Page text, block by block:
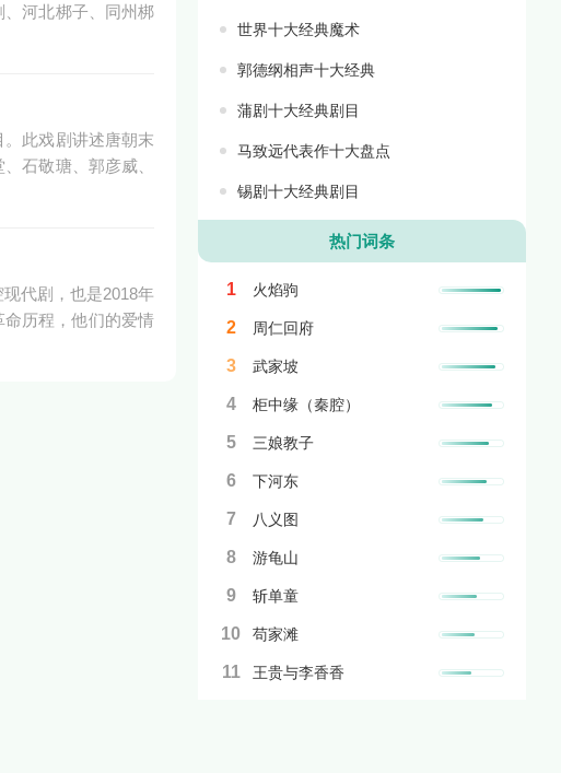
河北梆子、同州梆
此戏剧讲述唐朝末
石敬瑭、郭彦威、
代剧，也是2018年
命历程，他们的爱情
世界十大经典魔术
郭德纲相声十大经典
蒲剧十大经典剧目
马致远代表作十大盘点
锡剧十大经典剧目
热门词条
1 火焰驹
2 周仁回府
3 武家坡
4 柜中缘（秦腔）
5 三娘教子
6 下河东
7 八义图
8 游龟山
9 斩单童
10 苟家滩
11 王贵与李香香